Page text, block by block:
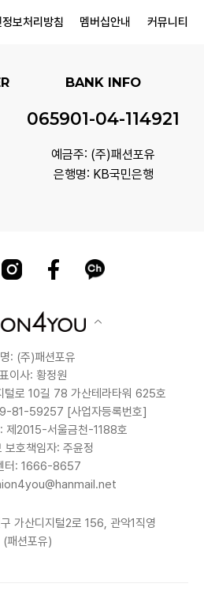
보처리방침 멤버십안내 커뮤니티
BANK INFO
065901-04-114921
예금주: (주)패션포유
은행명: KB국민은행
: (주)패션포유
이사: 황정원
털로 10길 78 가산테라타워 625호
81-59257 [사업자등록번호]
제2015-서울금천-1188호
보호책임자: 주윤정
터: 1666-8657
가산디지털2로 156, 관악1직영
(패션포유)